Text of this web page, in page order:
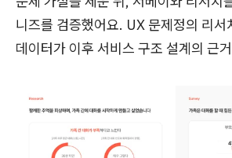
니즈를 검증했어요. UX 문제정의 리서
데이터가 이후 서비스 구조 설계의 근